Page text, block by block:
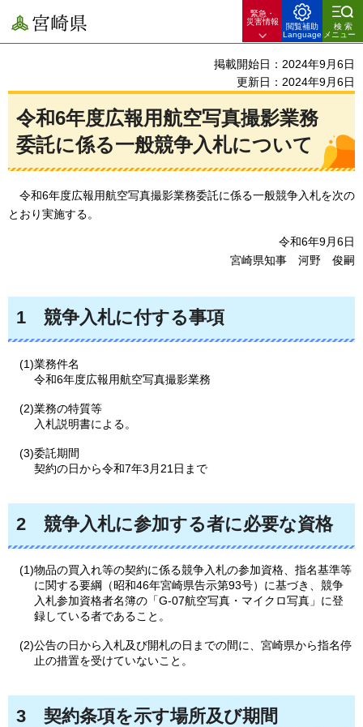
宮崎県
緊急・
災害情報
閲覧補助
Language
検索
メニュー
掲載開始日：2024年9月6日
更新日：2024年9月6日
令和6年度広報用航空写真撮影業務
委託に係る一般競争入札について
令和6年度広報用航空写真撮影業務委託に係る一般競争入札を次の
とおり実施する。
令和6年9月6日
宮崎県知事
河野 俊嗣
1 競争入札に付する事項
(1)業務件名
令和6年度広報用航空写真撮影業務
(2)業務の特質等
入札説明書による。
(3)委託期間
契約の日から令和7年3月21日まで
2 競争入札に参加する者に必要な資格
(1)物品の買入れ等の契約に係る競争入札の参加資格、指名基準等
に関する要綱（昭和46年宮崎県告示第93号）に基づき、競争
入札参加資格者名簿の「G-07航空写真・マイクロ写真」に登
録している者であること。
(2)公告の日から入札及び開札の日までの間に、宮崎県から指名停
止の措置を受けていないこと。
3 契約条項を示す場所及び期間